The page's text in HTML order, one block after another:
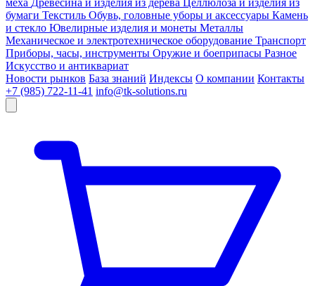
бумаги Текстиль Обувь, головные уборы и аксессуары Камень
и стекло Ювелирные изделия и монеты Металлы
Механическое и электротехническое оборудование Транспорт
Приборы, часы, инструменты Оружие и боеприпасы Разное
Искусство и антиквариат
Новости рынков База знаний Индексы О компании Контакты
+7 (985) 722-11-41 info@tk-solutions.ru